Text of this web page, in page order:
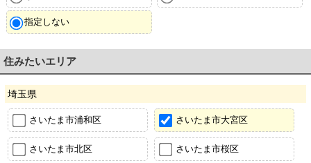
指定しない
住みたいエリア
埼玉県
さいたま市浦和区 さいたま市大宮区
さいたま市北区 さいたま市桜区